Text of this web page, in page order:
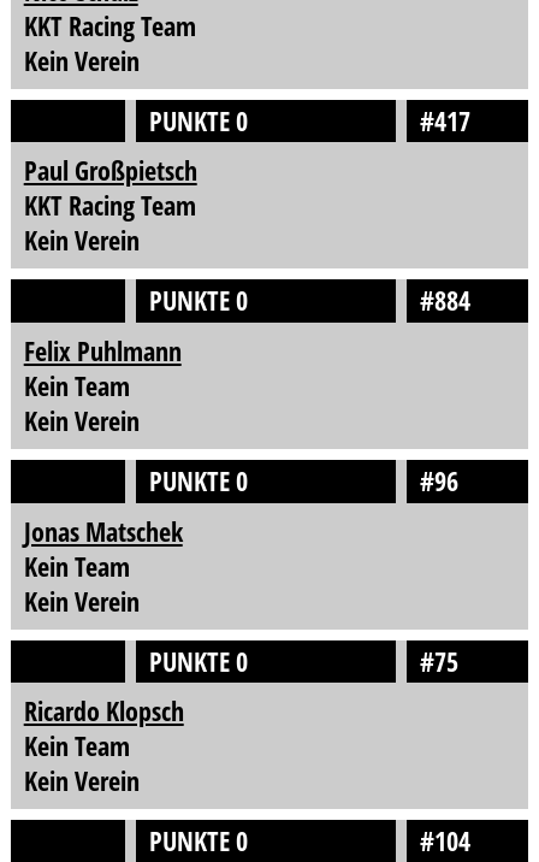
KKT Racing Team
Kein Verein
PUNKTE 0
#417
Paul Großpietsch
KKT Racing Team
Kein Verein
PUNKTE 0
#884
Felix Puhlmann
Kein Team
Kein Verein
PUNKTE 0
#96
Jonas Matschek
Kein Team
Kein Verein
PUNKTE 0
#75
Ricardo Klopsch
Kein Team
Kein Verein
PUNKTE 0
#104